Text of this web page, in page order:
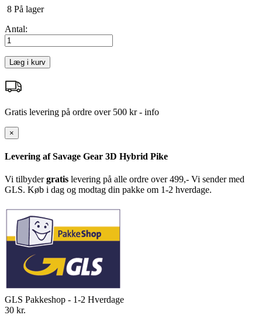
8 På lager
Antal:
Læg i kurv
Gratis levering på ordre over 500 kr - info
×
Levering af Savage Gear 3D Hybrid Pike
Vi tilbydergratis levering på alle ordre over 499,- Vi sender med
GLS. Køb i dag og modtag din pakke om 1-2 hverdage.
GLS Pakkeshop - 1-2 Hverdage
30 kr.